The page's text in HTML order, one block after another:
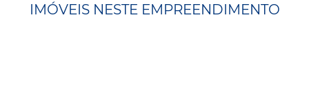
IMÓVEIS NESTE EMPREENDIMENTO